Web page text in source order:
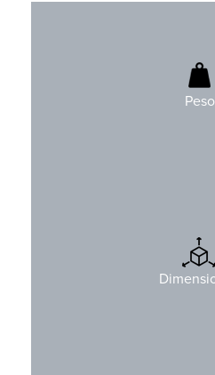
Peso
590 gr
Baterias
Altura: 214
Ancho: 148